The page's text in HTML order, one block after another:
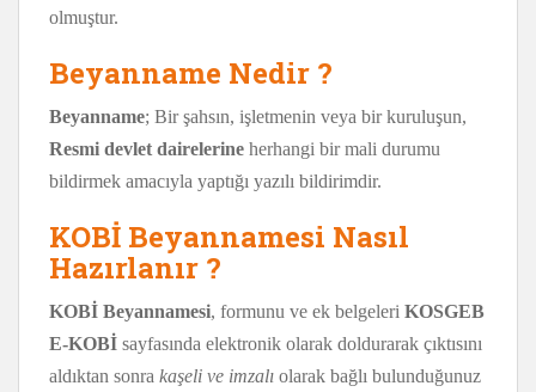
olmuştur.
Beyanname Nedir ?
Beyanname; Bir şahsın, işletmenin veya bir kuruluşun,
Resmi devlet dairelerine herhangi bir mali durumu
bildirmek amacıyla yaptığı yazılı bildirimdir.
KOBİ Beyannamesi Nasıl
Hazırlanır ?
KOBİ Beyannamesi, formunu ve ek belgeleri KOSGEB
E-KOBİ sayfasında elektronik olarak doldurarak çıktısını
aldıktan sonra kaşeli ve imzalı olarak bağlı bulunduğunuz